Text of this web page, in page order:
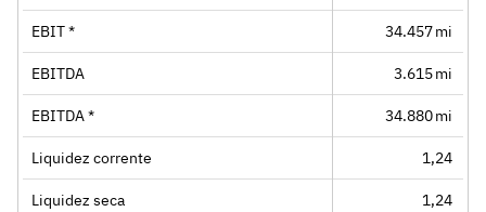
EBIT * 34.457 mi
EBITDA 3.615 mi
EBITDA * 34.880 mi
Liquidez corrente 1,24
Liquidez seca 1,24